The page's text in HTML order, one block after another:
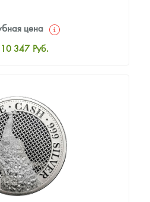
цена
10 347 Руб.
выкупа
Звоните